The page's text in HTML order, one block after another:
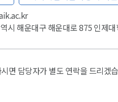
시 해운대구 해운대로 875 인제
면 담당자가 별도 연락을 드리겠